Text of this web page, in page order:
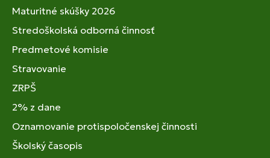
Maturitné skúšky 2026
Stredoškolská odborná činnosť
Predmetové komisie
Stravovanie
ZRPŠ
2% z dane
Oznamovanie protispoločenskej činnosti
Školský časopis